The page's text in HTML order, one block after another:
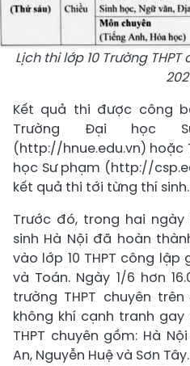
Lịch thi lớp 10 Trường
Kết quả thi được công
Trường Đại học
(http://hnue.edu.vn) hoặc
học Sư phạm (http://
kết quả thi tới từng thí sinh.
Trước đó, trong hai ngày
sinh Hà Nội đã hoàn
vào lớp 10 THPT công lập
và Toán. Ngày 1/6 hơn
trường THPT chuyên
không khí cạnh tranh
THPT chuyên gồm: Hà
An, Nguyễn Huệ và Sơn Tây.